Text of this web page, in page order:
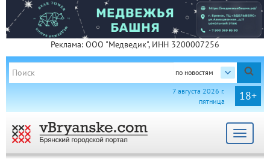
Реклама: ООО "Медведик", ИНН 3200007256
по новостям
18+
7 августа 2026 г.
пятница
Toggle